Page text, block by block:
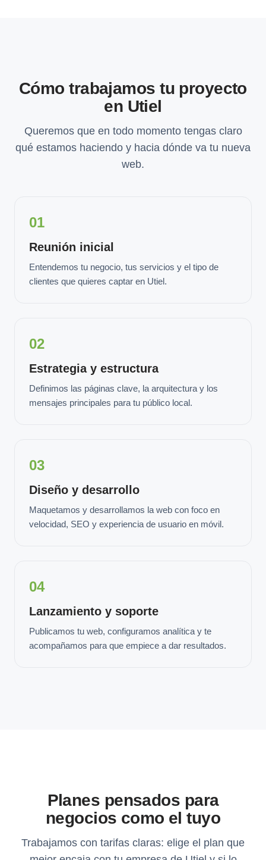
Cómo trabajamos tu proyecto
en Utiel
Queremos que en todo momento tengas claro
qué estamos haciendo y hacia dónde va tu nueva
web.
01
Reunión inicial
Entendemos tu negocio, tus servicios y el tipo de
clientes que quieres captar en Utiel.
02
Estrategia y estructura
Definimos las páginas clave, la arquitectura y los
mensajes principales para tu público local.
03
Diseño y desarrollo
Maquetamos y desarrollamos la web con foco en
velocidad, SEO y experiencia de usuario en móvil.
04
Lanzamiento y soporte
Publicamos tu web, configuramos analítica y te
acompañamos para que empiece a dar resultados.
Planes pensados para
negocios como el tuyo
Trabajamos con tarifas claras: elige el plan que